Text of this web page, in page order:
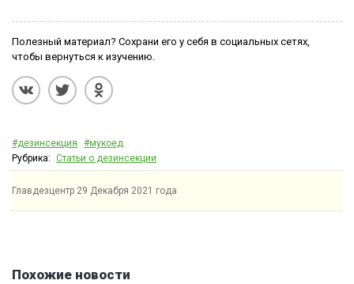
Полезный материал? Сохрани его у себя в социальных сетях,
чтобы вернуться к изучению.
#дезинсекция
#мукоед
Рубрика: Статьи о дезинсекции
Главдезцентр 29 Декабря 2021 года
Похожие новости